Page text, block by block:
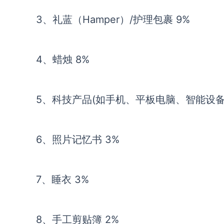
3、礼蓝（Hamper）/护理包裹 9%
4、蜡烛 8%
5、科技产品(如手机、平板电脑、智能设
6、照片记忆书 3%
7、睡衣 3%
8、手工剪贴簿 2%